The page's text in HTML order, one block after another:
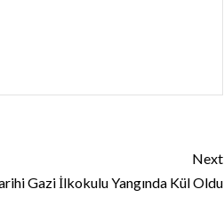
Next
Gazi İlkokulu Yangında Kül Oldu